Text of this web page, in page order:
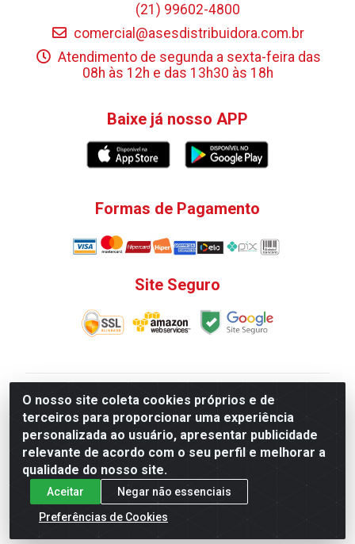
O nosso site coleta cookies próprios e de
terceiros para proporcionar uma experiência
personalizada ao usuário, apresentar publicidade
relevante de acordo com o seu perfil e melhorar a
qualidade do nosso site.
Aceitar
Negar não essenciais
Preferências de Cookies
(21) 99602-4800
comercial@asesdistribuidora.com.br
Atendimento de segunda a sexta-feira das
08h às 12h e das 13h30 às 18h
Baixe já nosso APP
Formas de Pagamento
Site Seguro
V. C. Ferragens LTDA - Rua do Matoso, 132 - Praça da
Bandeira, Rio de Janeiro/ RJ - CEP 20.270-135 - CNPJ
12.324.723/0001-25
Todas as regras de promoções, descontos, preços e
prazos de pagamento e entrega expostos aqui são
válidos apenas para compras via internet. Preços e
estoque sujeito a alterações sem aviso prévio.